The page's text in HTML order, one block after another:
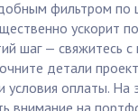
фильтром по
ускорит
шаг — свяжитесь с
детали
условия оплаты. На